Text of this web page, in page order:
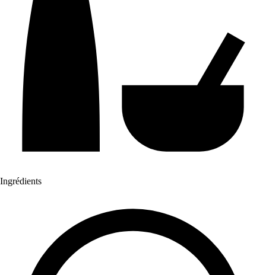
Ingrédients